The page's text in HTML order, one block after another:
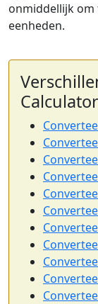
onmiddellijk om
eenheden.